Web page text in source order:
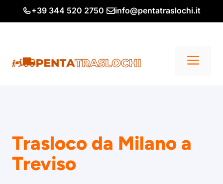
+39 344 520 2750 info@pentatraslochi.it
Trasloco da Milano a
Treviso